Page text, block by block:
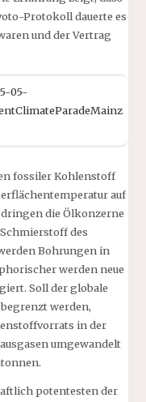
Protokoll dauerte es
und der Vertrag
fossiler Kohlenstoff
auf
die Ölkonzerne
des
Bohrungen in
werden neue
Soll der globale
werden,
in der
umgewandelt
potentesten der